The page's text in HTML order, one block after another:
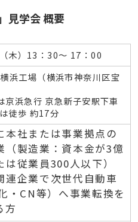
見学会 概要
木）13：30～ 17：00
浜工場（横浜市神奈川区宝
京浜急行 京急新子安駅下車
徒歩 約17分
本社または事業拠点の
（製造業：資本金が3億
従業員300人以下）
連企業で次世代自動車
・CN等）へ事業転換を
方